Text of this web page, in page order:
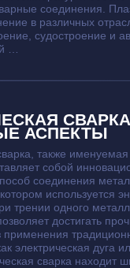
соединения.
в различных
судостроение и
…
АСПЕКТЫ
также именуемая
собой
соединения
используется
трении одного
достигать
применения
электрическая дуга
сварка находит